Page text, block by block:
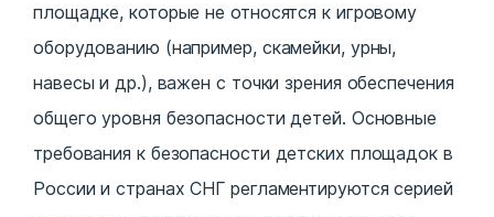
площадке, которые не относятся к игровому
оборудованию (например, скамейки, урны,
навесы и др.), важен с точки зрения обеспечения
общего уровня безопасности детей. Основные
требования к безопасности детских площадок в
России и странах СНГ регламентируются серией